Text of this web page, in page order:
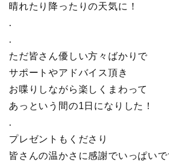
晴れたり降ったりの天気に！
.
.
ただ皆さん優しい方々ばかりで
サポートやアドバイス頂き
お喋りしながら楽しくまわって
あっという間の1日になりした！
.
プレゼントもくださり
皆さんの温かさに感謝でいっぱいで